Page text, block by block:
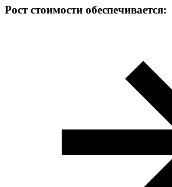
Рост стоимости обеспечивается: